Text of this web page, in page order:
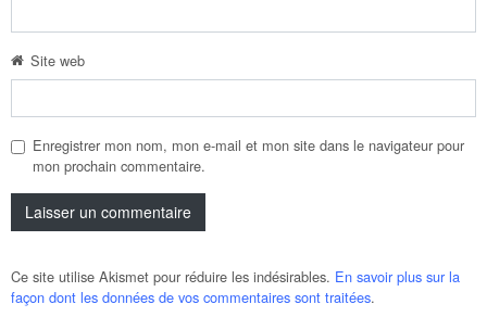
Site web
Enregistrer mon nom, mon e-mail et mon site dans le navigateur pour
mon prochain commentaire.
Ce site utilise Akismet pour réduire les indésirables. En savoir plus sur la
façon dont les données de vos commentaires sont traitées.